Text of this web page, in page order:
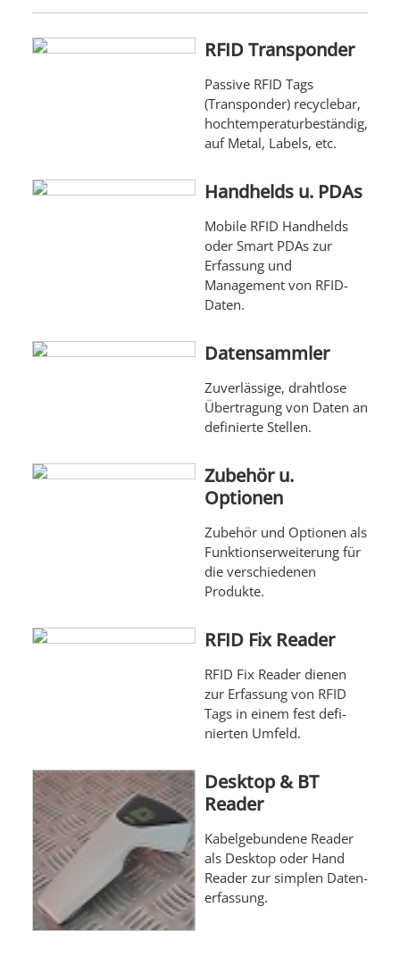
RFID Transponder
Passive RFID Tags
(Transponder) recyclebar,
hochtemperaturbeständig,
auf Metal, Labels, etc.
Handhelds u. PDAs
Mobile RFID Handhelds
oder Smart PDAs zur
Erfassung und
Management von RFID-
Daten.
Datensammler
Zuverlässige, drahtlose
Übertragung von Daten an
definierte Stellen.
Zubehör u.
Optionen
Zube­hör und Optio­nen als
Funk­tionser­weite­rung für
die ver­schie­de­nen
Produkte.
RFID Fix Reader
RFID Fix Reader dienen
zur Erfas­sung von RFID
Tags in einem fest defi­
nierten Umfeld.
Desktop & BT
Reader
Kabel­gebun­dene Reader
als Des­ktop oder Hand
Reader zur simplen Daten­
erfas­sung.